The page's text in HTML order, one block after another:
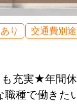
り 交通費別
も充実★年間
職種で働き